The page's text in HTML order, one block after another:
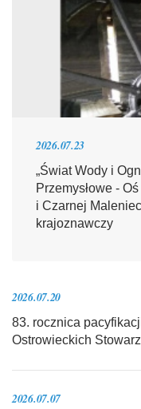
2026.07.23
„Świat Wody i
Przemysłowe -
i Czarnej
krajoznawczy
2026.07.20
83. rocznica
Ostrowieckich
2026.07.07